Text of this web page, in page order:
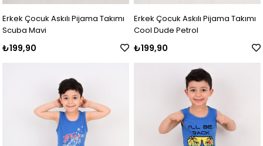
Erkek Çocuk Askılı Pijama Takımı
Scuba Mavi
₺199,90
Erkek Çocuk Askılı Pijama Takımı
Cool Dude Petrol
₺199,90